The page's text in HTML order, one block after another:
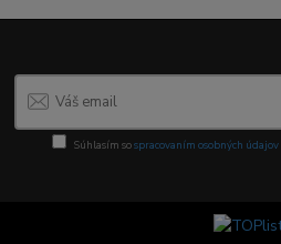
Súhlasím sospracovaním osobných údajov